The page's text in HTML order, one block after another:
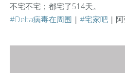
不宅不宅；都宅了514天。
#Delta病毒在周围 ｜ #宅家吧 ｜